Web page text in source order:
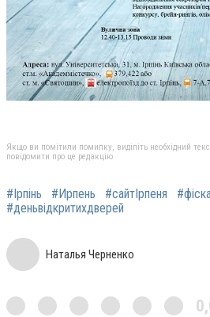
Якщо ви помітили помилку, виділіть необхідний
повідомити про це редакцію
#Ірпінь #Ирпень #сайтІрпеня
#деньвідкритихдверей
Наталья Черненко